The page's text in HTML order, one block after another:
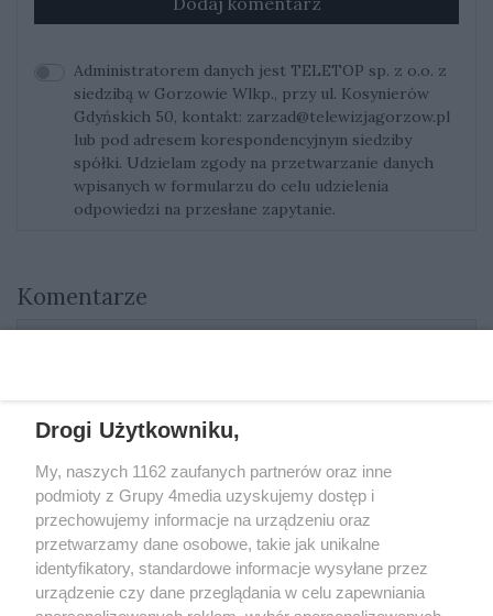
Administratorem danych jest TELETOP sp. z o.o. z
siedzibą w Gorzowie Wlkp., przy ul. Kosynierów
Gdyńskich 50, kontakt: zarzad@telewizjagorzow.pl
lub pod adresem korespondencyjnym siedziby
spółki. Udzielam zgody na przetwarzanie danych
wpisanych w formularzu do celu udzielenia
odpowiedzi na przesłane zapytanie.
Komentarze
REKLAMA
Drogi Użytkowniku,
My, naszych 1162 zaufanych partnerów oraz inne
podmioty z Grupy 4media uzyskujemy dostęp i
przechowujemy informacje na urządzeniu oraz
przetwarzamy dane osobowe, takie jak unikalne
identyfikatory, standardowe informacje wysyłane przez
urządzenie czy dane przeglądania w celu zapewniania